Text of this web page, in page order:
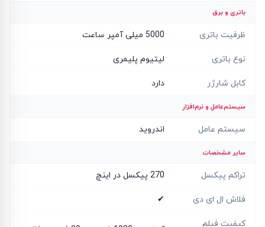
باتری و برق
ظرفیت باتری 5000 میلی آمپر ساعت
نوع باتری لیتیوم پلیمری
کابل شارژر دارد
سیستم‌عامل و نرم‌افزار
سیستم عامل اندروید
سایر مشخصات
تراکم پیکسل 270 پیکسل در اینچ
فلاش ال ای دی ✔
کیفیت فیلم